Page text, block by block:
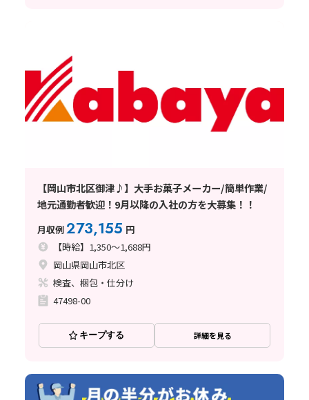
【岡山市北区御津♪】大手お菓子メーカー/簡単作業/
地元通勤者歓迎！9月以降の入社の方を大募集！！
月収例273,155 円
【時給】1,350～1,688円
岡山県岡山市北区
検査、梱包・仕分け
47498-00
キープする 詳細を見る